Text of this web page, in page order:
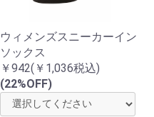
ウィメンズスニーカーイン
ソックス
￥942(￥1,036税込)
(22%OFF)
カートへ進む